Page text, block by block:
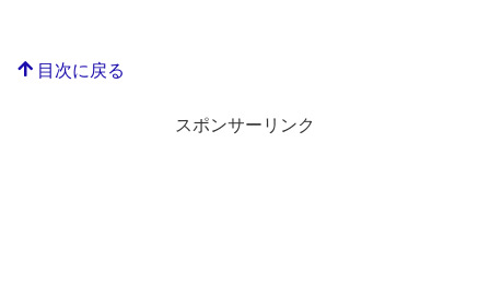
目次に戻る
スポンサーリンク